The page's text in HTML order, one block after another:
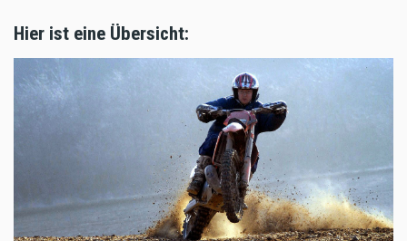
Hier ist eine Übersicht: